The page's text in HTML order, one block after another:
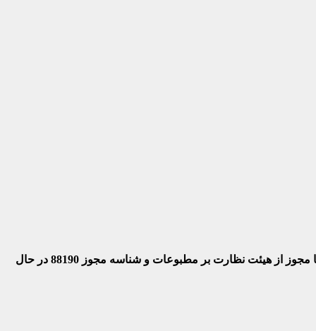
مجوز از هیئت نظارت بر مطبوعات
و شناسه مجوز 88190 در حال